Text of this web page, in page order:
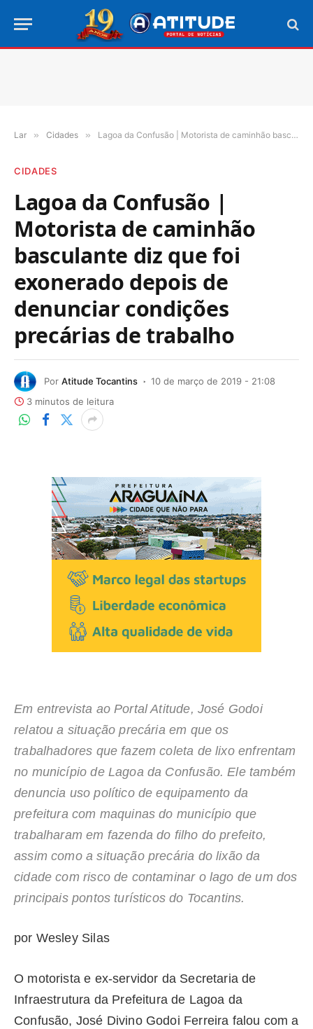
Lar » Cidades » Lagoa da Confusão | Motorista de caminhão basculante diz que foi exonerado depois de denunciar condições precárias de trabalho
CIDADES
Lagoa da Confusão |
Motorista de caminhão
basculante diz que foi
exonerado depois de
denunciar condições
precárias de trabalho
Por Atitude Tocantins
10 de março de 2019 - 21:08
3 minutos de leitura
Em entrevista ao Portal Atitude, José Godoi
relatou a situação precária em que os
trabalhadores que fazem coleta de lixo enfrentam
no município de Lagoa da Confusão. Ele também
denuncia uso político de equipamento da
prefeitura com maquinas do município que
trabalharam em fazenda do filho do prefeito,
assim como a situação precária do lixão da
cidade com risco de contaminar o lago de um dos
principais pontos turísticos do Tocantins.
por Wesley Silas
O motorista e ex-servidor da Secretaria de
Infraestrutura da Prefeitura de Lagoa da
Confusão, José Divino Godoi Ferreira falou com a